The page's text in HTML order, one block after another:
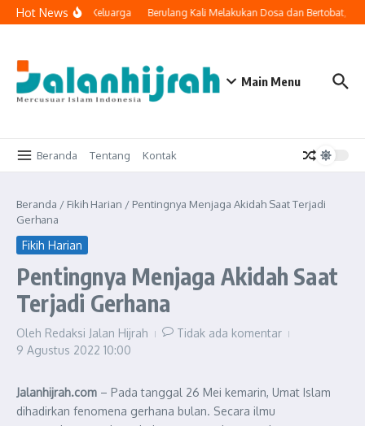
Lewati ke konten
Hot News
Masuk ke Ruang Keluarga Berulang Kali Melakukan Dosa dan Bertobat,
Main Menu
Beranda Tentang Kontak
Beranda / Fikih Harian / Pentingnya Menjaga Akidah Saat Terjadi
Gerhana
Fikih Harian
Pentingnya Menjaga Akidah Saat
Terjadi Gerhana
Oleh Redaksi Jalan Hijrah
Tidak ada komentar
9 Agustus 2022 10:00
Jalanhijrah.com – Pada tanggal 26 Mei kemarin, Umat Islam
dihadirkan fenomena gerhana bulan. Secara ilmu